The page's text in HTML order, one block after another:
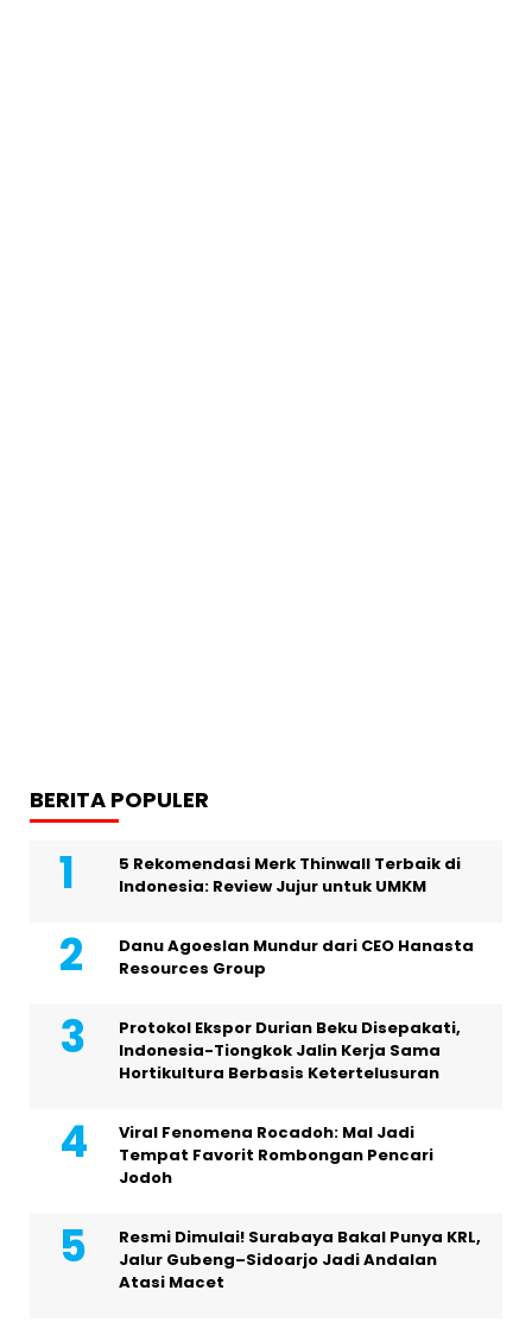
BERITA POPULER
5 Rekomendasi Merk Thinwall Terbaik di
Indonesia: Review Jujur untuk UMKM
Danu Agoeslan Mundur dari CEO Hanasta
Resources Group
Protokol Ekspor Durian Beku Disepakati,
Indonesia-Tiongkok Jalin Kerja Sama
Hortikultura Berbasis Ketertelusuran
Viral Fenomena Rocadoh: Mal Jadi
Tempat Favorit Rombongan Pencari
Jodoh
Resmi Dimulai! Surabaya Bakal Punya KRL,
Jalur Gubeng–Sidoarjo Jadi Andalan
Atasi Macet